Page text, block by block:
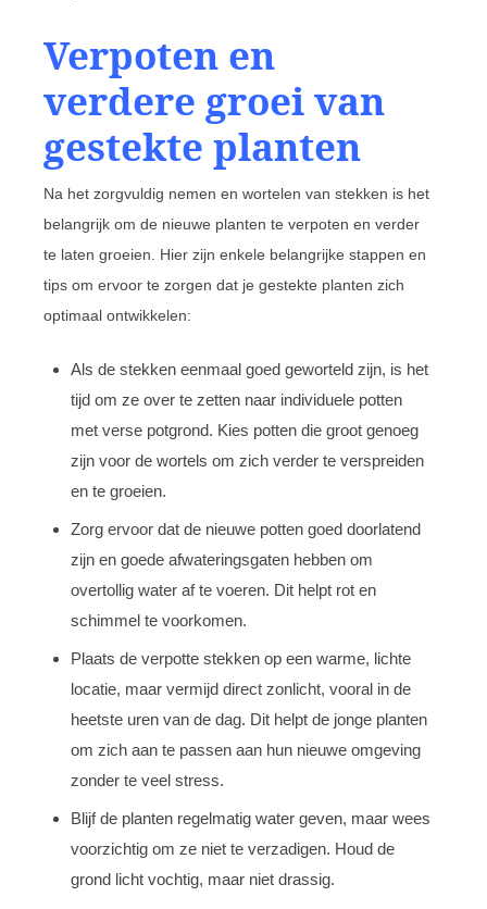
Verpoten en
verdere groei van
gestekte planten
Na het zorgvuldig nemen en wortelen van stekken is het
belangrijk om de nieuwe planten te verpoten en verder
te laten groeien. Hier zijn enkele belangrijke stappen en
tips om ervoor te zorgen dat je gestekte planten zich
optimaal ontwikkelen:
Als de stekken eenmaal goed geworteld zijn, is het
tijd om ze over te zetten naar individuele potten
met verse potgrond. Kies potten die groot genoeg
zijn voor de wortels om zich verder te verspreiden
en te groeien.
Zorg ervoor dat de nieuwe potten goed doorlatend
zijn en goede afwateringsgaten hebben om
overtollig water af te voeren. Dit helpt rot en
schimmel te voorkomen.
Plaats de verpotte stekken op een warme, lichte
locatie, maar vermijd direct zonlicht, vooral in de
heetste uren van de dag. Dit helpt de jonge planten
om zich aan te passen aan hun nieuwe omgeving
zonder te veel stress.
Blijf de planten regelmatig water geven, maar wees
voorzichtig om ze niet te verzadigen. Houd de
grond licht vochtig, maar niet drassig.